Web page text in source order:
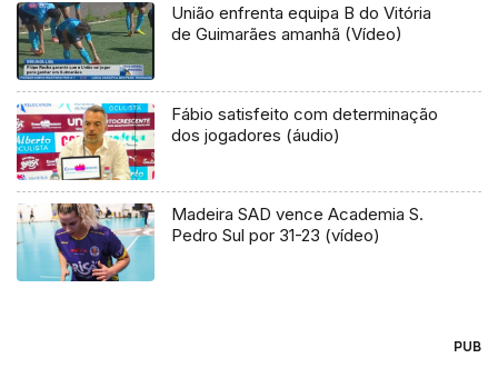
União enfrenta equipa B do Vitória
de Guimarães amanhã (Vídeo)
Fábio satisfeito com determinação
dos jogadores (áudio)
Madeira SAD vence Academia S.
Pedro Sul por 31-23 (vídeo)
PUB